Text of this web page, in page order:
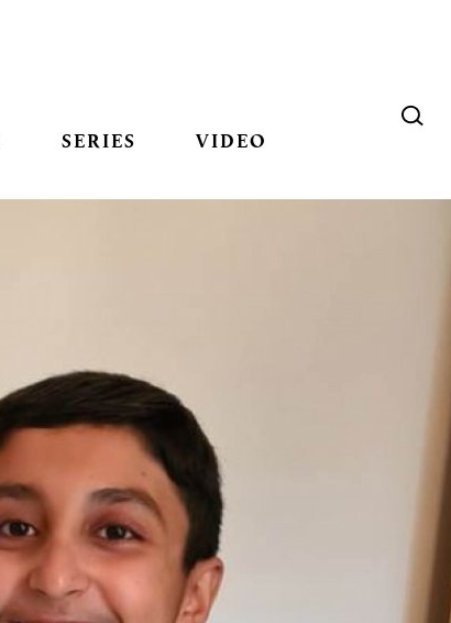
SERIES VIDEO